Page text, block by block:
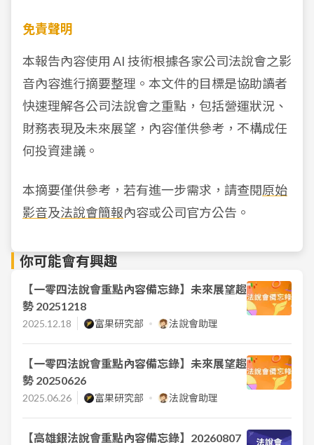
免責聲明
本報告內容使用 AI 技術根據各家公司法說會之影
音內容進行摘要整理。本文件的目標是協助讀者
快速理解各公司法說會之重點，包括營運狀況、
財務表現及未來展望，內容僅供參考，不構成任
何投資建議。
本摘要僅供參考，若有進一步需求，請查閱原始
影音及法說會簡報內容或公司官方公告。
你可能會有興趣
【一零四法說會重點內容備忘錄】未來展望趨
勢 20251218
2025.12.18 富果研究部 法說會助理
【一零四法說會重點內容備忘錄】未來展望趨
勢 20250626
2025.06.26 富果研究部 法說會助理
【高雄銀法說會重點內容備忘錄】20260807